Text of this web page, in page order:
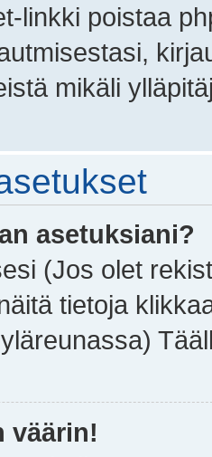
linkki poistaa
mikäli
asetuksiani?
(Jos olet
tietoja
väärin!